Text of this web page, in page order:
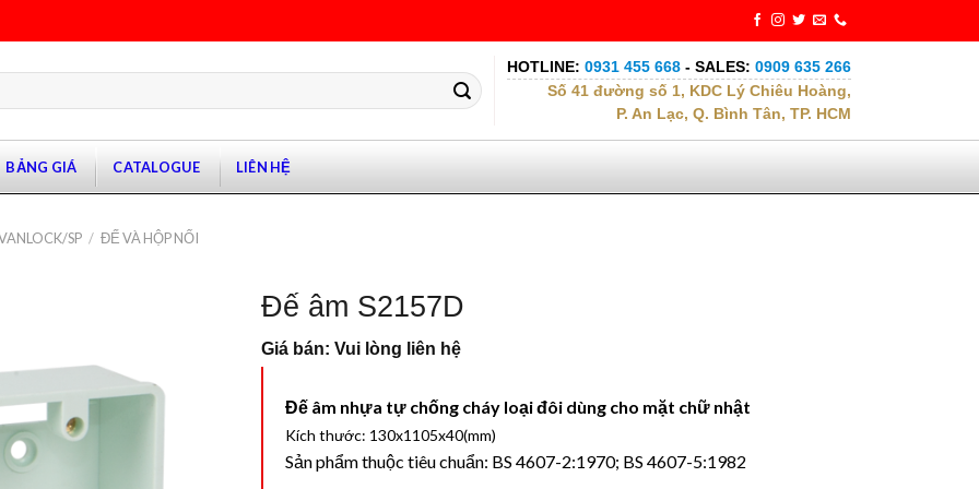
HOTLINE: 0931 455 668 - SALES: 0909 635 266
Số 41 đường số 1, KDC Lý Chiêu Hoàng,
P. An Lạc, Q. Bình Tân, TP. HCM
BẢNG GIÁ CATALOGUE LIÊN HỆ
SP / ĐẾ VÀ HỘP NỐI
Đế âm S2157D
Giá bán: Vui lòng liên hệ
Đế âm nhựa tự chống cháy loại đôi dùng cho mặt chữ nhật
Kích thước: 130x1105x40(mm)
Sản phẩm thuộc tiêu chuẩn: BS 4607-2:1970; BS 4607-5:1982